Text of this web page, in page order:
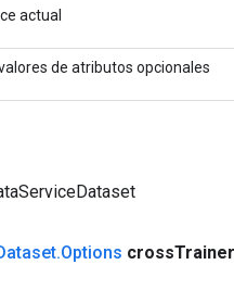
actual
valores de atributos opcionales
.Options crossTrainer